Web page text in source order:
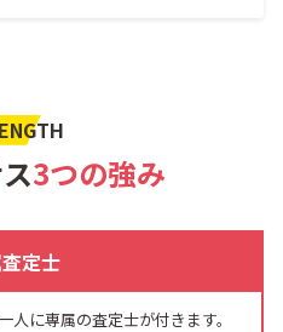
3つの強み
定士
に専属の査定士が付きます。